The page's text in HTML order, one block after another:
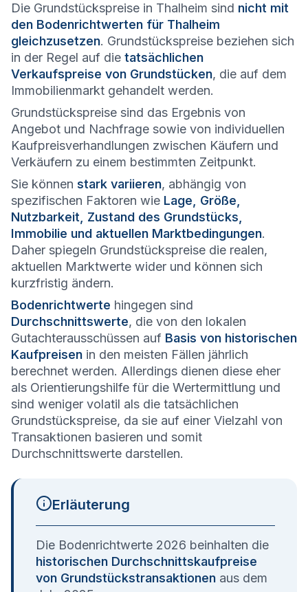
Die Grundstückspreise in Thalheim sind nicht mit
den Bodenrichtwerten für Thalheim
gleichzusetzen. Grundstückspreise beziehen sich
in der Regel auf die tatsächlichen
Verkaufspreise von Grundstücken, die auf dem
Immobilienmarkt gehandelt werden.
Grundstückspreise sind das Ergebnis von
Angebot und Nachfrage sowie von individuellen
Kaufpreisverhandlungen zwischen Käufern und
Verkäufern zu einem bestimmten Zeitpunkt.
Sie können stark variieren, abhängig von
spezifischen Faktoren wie Lage, Größe,
Nutzbarkeit, Zustand des Grundstücks,
Immobilie und aktuellen Marktbedingungen.
Daher spiegeln Grundstückspreise die realen,
aktuellen Marktwerte wider und können sich
kurzfristig ändern.
Bodenrichtwerte hingegen sind
Durchschnittswerte, die von den lokalen
Gutachterausschüssen auf Basis von historischen
Kaufpreisen in den meisten Fällen jährlich
berechnet werden. Allerdings dienen diese eher
als Orientierungshilfe für die Wertermittlung und
sind weniger volatil als die tatsächlichen
Grundstückspreise, da sie auf einer Vielzahl von
Transaktionen basieren und somit
Durchschnittswerte darstellen.
Erläuterung
Die Bodenrichtwerte 2026 beinhalten die
historischen Durchschnittskaufpreise
von Grundstückstransaktionen aus dem